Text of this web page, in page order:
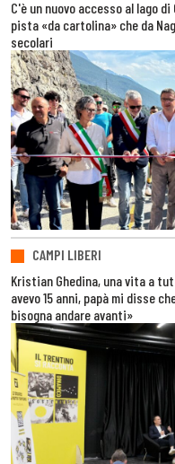
C'è un nuovo accesso al lago
pista «da cartolina» che da
secolari
CAMPI LIBERI
Kristian Ghedina, una vita a
avevo 15 anni, papà mi disse
bisogna andare avanti»